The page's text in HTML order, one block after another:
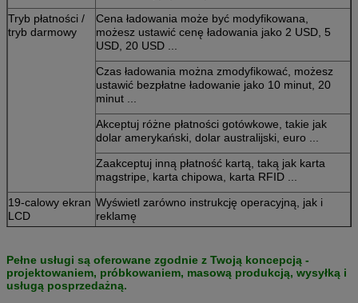
Tryb płatności /
tryb darmowy
Cena ładowania może być modyfikowana,
możesz ustawić cenę ładowania jako 2 USD, 5
USD, 20 USD ...
Czas ładowania można zmodyfikować, możesz
ustawić bezpłatne ładowanie jako 10 minut, 20
minut ...
Akceptuj różne płatności gotówkowe, takie jak
dolar amerykański, dolar australijski, euro ...
Zaakceptuj inną płatność kartą, taką jak karta
magstripe, karta chipowa, karta RFID ...
19-calowy ekran
LCD
Wyświetl zarówno instrukcję operacyjną, jak i
reklamę
Obsługa wielu języków
Obsługa niestandardowego interfejsu użytkownika
Pełne usługi są oferowane zgodnie z Twoją koncepcją -
projektowaniem, próbkowaniem, masową produkcją, wysyłką i
usługą posprzedażną.